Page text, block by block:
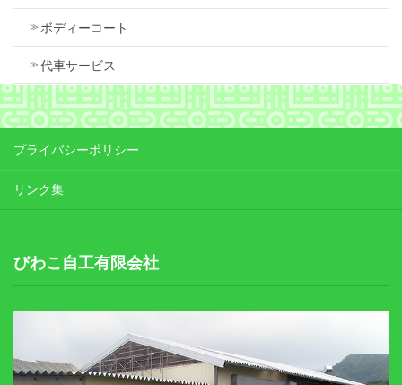
ボディーコート
代車サービス
プライバシーポリシー
リンク集
びわこ自工有限会社